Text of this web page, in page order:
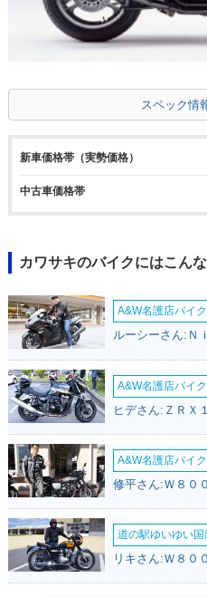
スペック情
新車価格帯（実勢価格）
中古車価格帯
カワサキのバイクにはこん
A&W名護店バイ
A&W名護店バイ
ヒデさん:ＺＲＸ
A&W名護店バイ
修平さん:Ｗ８０
道の駅ゆいゆい国
リキさん:Ｗ８０